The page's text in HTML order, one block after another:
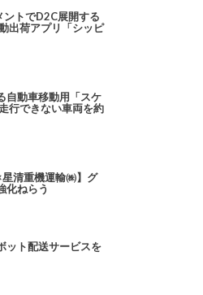
ントでD2C展開する
出荷アプリ「シッピ
自動車移動用「スケ
行できない車両を約
星清重機運輸㈱】グ
化ねらう
ット配送サービスを